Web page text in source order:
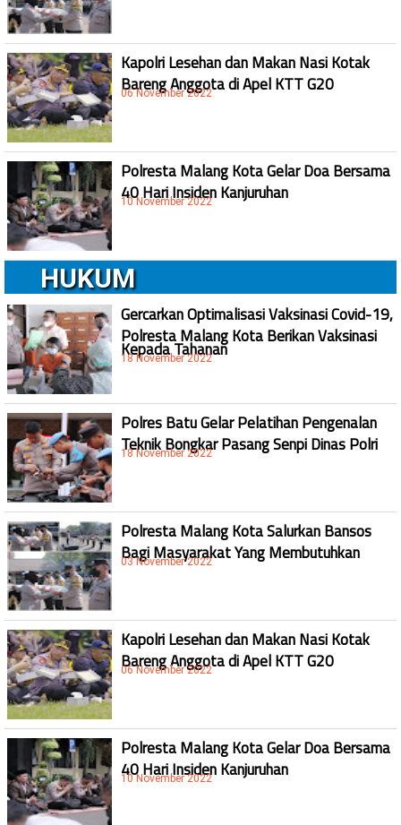
Kapolri Lesehan dan Makan Nasi Kotak
Bareng Anggota di Apel KTT G20
06 November 2022
Polresta Malang Kota Gelar Doa Bersama
40 Hari Insiden Kanjuruhan
10 November 2022
HUKUM
Gercarkan Optimalisasi Vaksinasi Covid-19,
Polresta Malang Kota Berikan Vaksinasi
Kepada Tahanan
18 November 2022
Polres Batu Gelar Pelatihan Pengenalan
Teknik Bongkar Pasang Senpi Dinas Polri
18 November 2022
Polresta Malang Kota Salurkan Bansos
Bagi Masyarakat Yang Membutuhkan
03 November 2022
Kapolri Lesehan dan Makan Nasi Kotak
Bareng Anggota di Apel KTT G20
06 November 2022
Polresta Malang Kota Gelar Doa Bersama
40 Hari Insiden Kanjuruhan
10 November 2022